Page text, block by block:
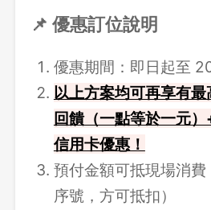
📌 優惠訂位說明
優惠期間：即日起至
以上方案均可再享有
回饋（一點等於一元
信用卡優惠！
預付金額可抵現場消
序號，方可抵扣）